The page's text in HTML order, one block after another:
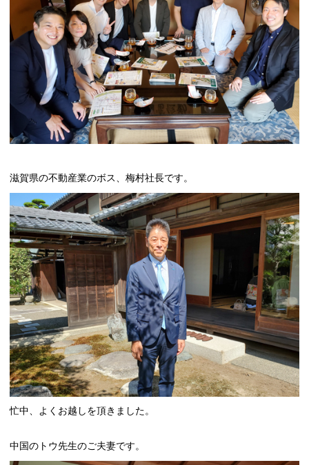
滋賀県の不動産業のボス、梅村社長です。
忙中、よくお越しを頂きました。
中国のトウ先生のご夫妻です。